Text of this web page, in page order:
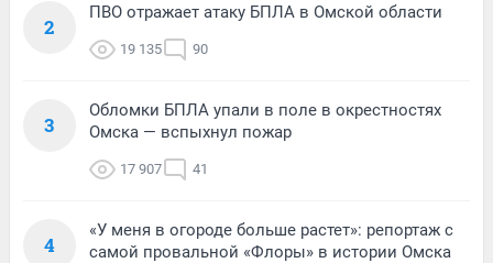
2
ПВО отражает атаку БПЛА в Омской области
19 135 90
3
Обломки БПЛА упали в поле в окрестностях
Омска — вспыхнул пожар
17 907 41
4
«У меня в огороде больше растет»: репортаж с
самой провальной «Флоры» в истории Омска